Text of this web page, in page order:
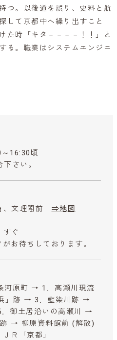
つ。以後道を誤り、史料と航
して京都中へ繰り出すこと
た時「キタ－－－－！！」と
る。職業はシステムエンジニ
16:30頃
さい。
、文理閣前 ⇒地図
すぐ
お待ちしております。
河原町 → 1．高瀬川現流
」跡 → 3．藍染川跡 →
御土居沿いの高瀬川 →
→ 柳原資料館前 (解散)
Ｒ「京都」